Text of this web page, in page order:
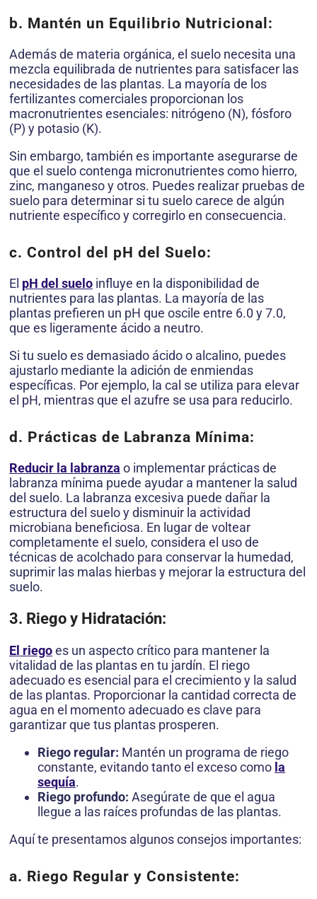
b. Mantén un Equilibrio Nutricional:
Además de materia orgánica, el suelo necesita una
mezcla equilibrada de nutrientes para satisfacer las
necesidades de las plantas. La mayoría de los
fertilizantes comerciales proporcionan los
macronutrientes esenciales: nitrógeno (N), fósforo
(P) y potasio (K).
Sin embargo, también es importante asegurarse de
que el suelo contenga micronutrientes como hierro,
zinc, manganeso y otros. Puedes realizar pruebas de
suelo para determinar si tu suelo carece de algún
nutriente específico y corregirlo en consecuencia.
c. Control del pH del Suelo:
El pH del suelo influye en la disponibilidad de
nutrientes para las plantas. La mayoría de las
plantas prefieren un pH que oscile entre 6.0 y 7.0,
que es ligeramente ácido a neutro.
Si tu suelo es demasiado ácido o alcalino, puedes
ajustarlo mediante la adición de enmiendas
específicas. Por ejemplo, la cal se utiliza para elevar
el pH, mientras que el azufre se usa para reducirlo.
d. Prácticas de Labranza Mínima:
Reducir la labranza o implementar prácticas de
labranza mínima puede ayudar a mantener la salud
del suelo. La labranza excesiva puede dañar la
estructura del suelo y disminuir la actividad
microbiana beneficiosa. En lugar de voltear
completamente el suelo, considera el uso de
técnicas de acolchado para conservar la humedad,
suprimir las malas hierbas y mejorar la estructura del
suelo.
3. Riego y Hidratación:
El riegoes un aspecto crítico para mantener la
vitalidad de las plantas en tu jardín. El riego
adecuado es esencial para el crecimiento y la salud
de las plantas. Proporcionar la cantidad correcta de
agua en el momento adecuado es clave para
garantizar que tus plantas prosperen.
Riego regular: Mantén un programa de riego
constante, evitando tanto el exceso como la
sequía.
Riego profundo: Asegúrate de que el agua
llegue a las raíces profundas de las plantas.
Aquí te presentamos algunos consejos importantes:
a. Riego Regular y Consistente: